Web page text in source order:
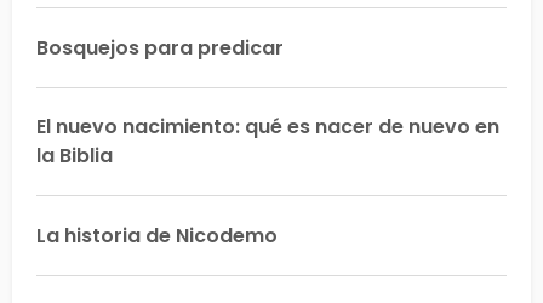
Bosquejos para predicar
El nuevo nacimiento: qué es nacer de nuevo en
la Biblia
La historia de Nicodemo